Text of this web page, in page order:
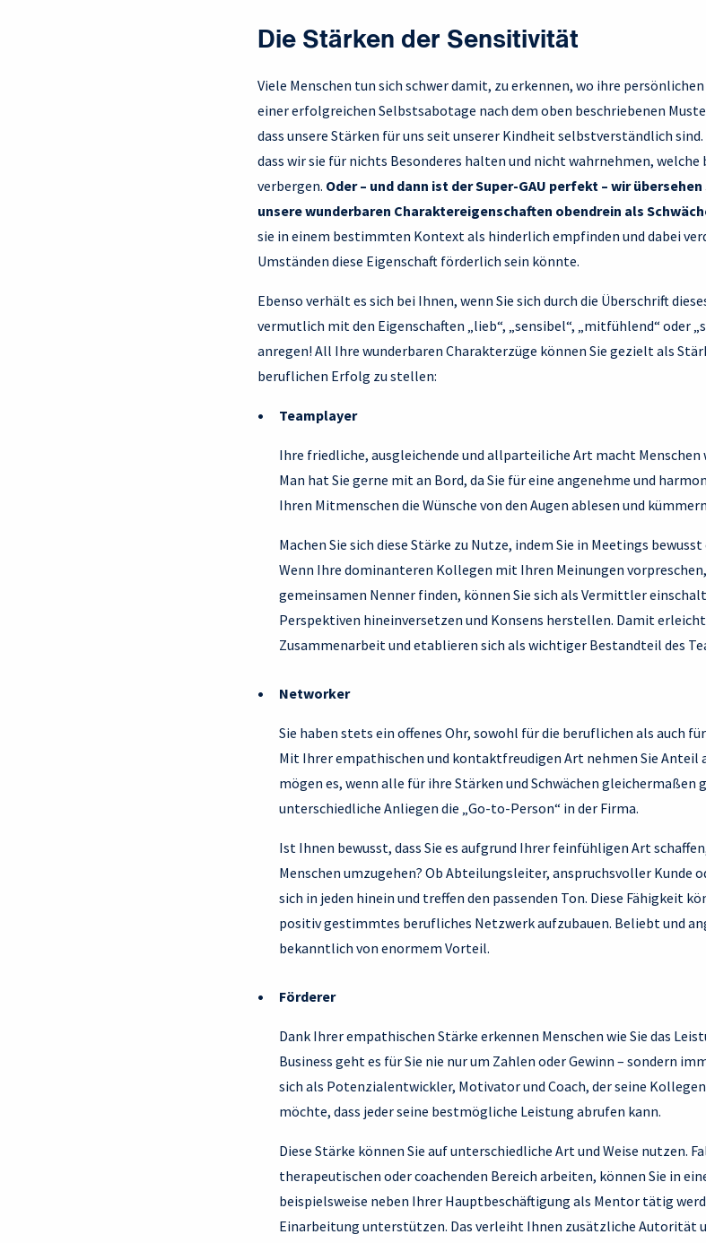
Die Stärken der Sensitivität
Viele Menschen tun sich schwer damit, zu erkennen, wo ihre
einer erfolgreichen Selbstsabotage nach dem oben beschriebenen
dass unsere Stärken für uns seit unserer Kindheit selbstverständlich
dass wir sie für nichts Besonderes halten und nicht wahrnehmen,
verbergen. Oder – und dann ist der Super-GAU perfekt – wir
unsere wunderbaren Charaktereigenschaften obendrein als
sie in einem bestimmten Kontext als hinderlich empfinden und dabei
Umständen diese Eigenschaft förderlich sein könnte.
Ebenso verhält es sich bei Ihnen, wenn Sie sich durch die Überschrift
vermutlich mit den Eigenschaften „lieb“, „sensibel“, „mitfühlend“ oder
anregen! All Ihre wunderbaren Charakterzüge können Sie gezielt als
beruflichen Erfolg zu stellen:
Teamplayer
Ihre friedliche, ausgleichende und allparteiliche Art macht Menschen
Man hat Sie gerne mit an Bord, da Sie für eine angenehme und
Ihren Mitmenschen die Wünsche von den Augen ablesen und
Machen Sie sich diese Stärke zu Nutze, indem Sie in Meetings
Wenn Ihre dominanteren Kollegen mit Ihren Meinungen
gemeinsamen Nenner finden, können Sie sich als Vermittler
Perspektiven hineinversetzen und Konsens herstellen. Damit
Zusammenarbeit und etablieren sich als wichtiger Bestandteil des
Networker
Sie haben stets ein offenes Ohr, sowohl für die beruflichen als auch
Mit Ihrer empathischen und kontaktfreudigen Art nehmen Sie Anteil
mögen es, wenn alle für ihre Stärken und Schwächen gleichermaßen
unterschiedliche Anliegen die „Go-to-Person“ in der Firma.
Ist Ihnen bewusst, dass Sie es aufgrund Ihrer feinfühligen Art
Menschen umzugehen? Ob Abteilungsleiter, anspruchsvoller Kunde
sich in jeden hinein und treffen den passenden Ton. Diese Fähigkeit
positiv gestimmtes berufliches Netzwerk aufzubauen. Beliebt und
bekanntlich von enormem Vorteil.
Förderer
Dank Ihrer empathischen Stärke erkennen Menschen wie Sie das
Business geht es für Sie nie nur um Zahlen oder Gewinn – sondern
sich als Potenzialentwickler, Motivator und Coach, der seine
möchte, dass jeder seine bestmögliche Leistung abrufen kann.
Diese Stärke können Sie auf unterschiedliche Art und Weise nutzen.
therapeutischen oder coachenden Bereich arbeiten, können Sie in
beispielsweise neben Ihrer Hauptbeschäftigung als Mentor tätig
Einarbeitung unterstützen. Das verleiht Ihnen zusätzliche Autorität